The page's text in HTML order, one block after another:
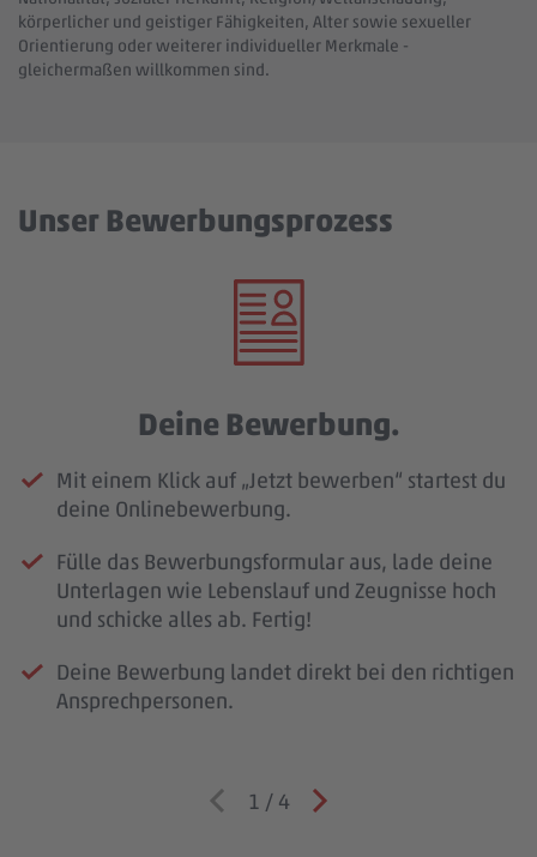
körperlicher und geistiger Fähigkeiten, Alter sowie sexueller
Orientierung oder weiterer individueller Merkmale -
gleichermaßen willkommen sind.
Unser Bewerbungsprozess
Deine Bewerbung.
Mit einem Klick auf „Jetzt bewerben“ startest du
deine Onlinebewerbung.
Fülle das Bewerbungsformular aus, lade deine
Unterlagen wie Lebenslauf und Zeugnisse hoch
und schicke alles ab. Fertig!
Deine Bewerbung landet direkt bei den richtigen
Ansprechpersonen.
1 / 4